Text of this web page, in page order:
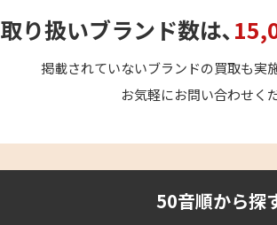
取り扱いブランド数は､
掲載されていないブランドの買取も実
お気軽にお問い合わせく
50音順から探